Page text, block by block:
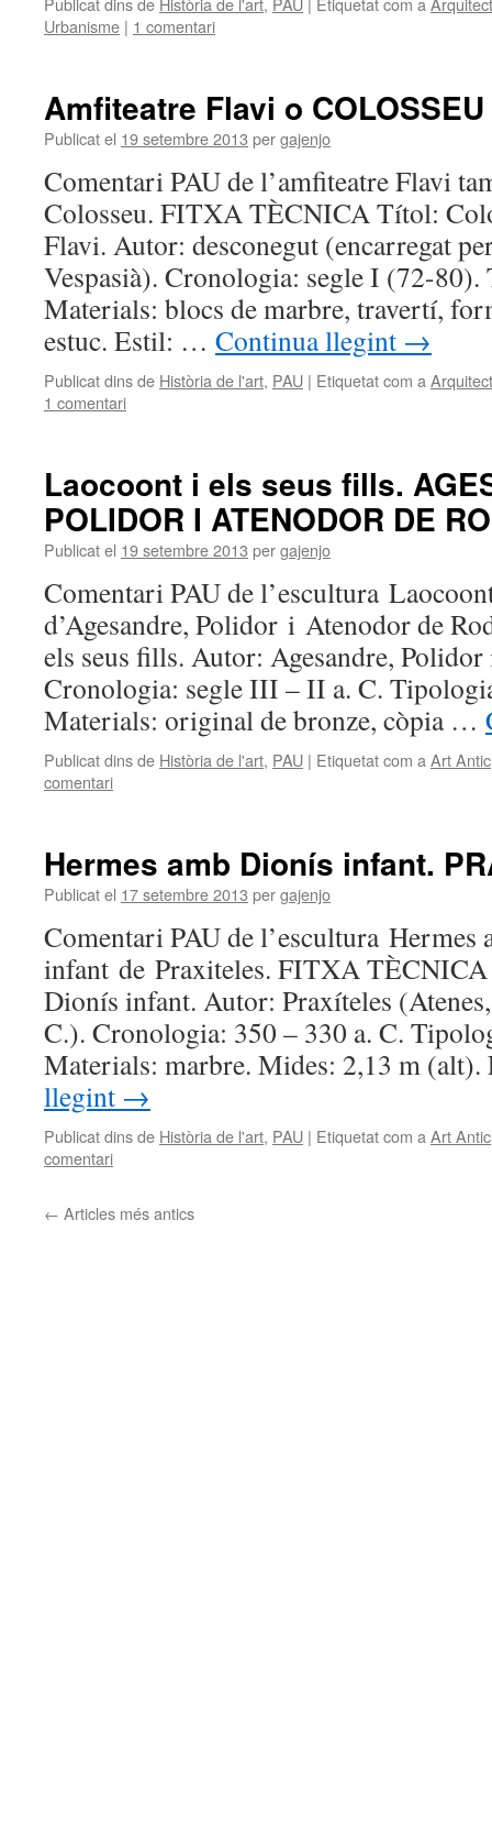
Urbanisme | 1 comentari
Amfiteatre Flavi o COLOSSEU
Publicat el 19 setembre 2013 pergajenjo
Comentari PAU de l’amfiteatre Flavi
Colosseu. FITXA TÈCNICA Títol:
Flavi. Autor: desconegut (encarregat
Vespasià). Cronologia: segle I (72-
Materials: blocs de marbre, travertí,
estuc. Estil: … Continua llegint →
Publicat dins de Història de l'art, PAU | Etiquetat com a
1 comentari
Laocoont i els seus fills.
POLIDOR I ATENODOR DE
Publicat el 19 setembre 2013 pergajenjo
Comentari PAU de l’escultura
d’Agesandre, Polidor i Atenodor de
els seus fills. Autor: Agesandre,
Cronologia: segle III – II a. C.
Materials: original de bronze, còpia …
Publicat dins de Història de l'art, PAU | Etiquetat com a Art Antic
comentari
Hermes amb Dionís infant.
Publicat el 17 setembre 2013 pergajenjo
Comentari PAU de l’escultura Hermes
infant de Praxiteles. FITXA
Dionís infant. Autor: Praxíteles
C.). Cronologia: 350 – 330 a. C.
Materials: marbre. Mides: 2,13 m
llegint →
Publicat dins de Història de l'art, PAU | Etiquetat com a Art Antic
comentari
← Articles més antics